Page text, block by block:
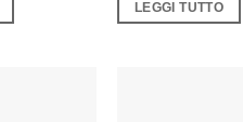
LEGGI TUTTO